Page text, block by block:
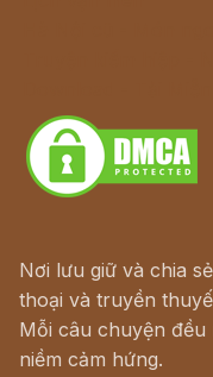
Nơi lưu giữ và chia
thoại và truyền
Mỗi câu chuyện
niềm cảm hứng.